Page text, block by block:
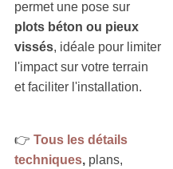
permet une pose sur
plots béton ou pieux
vissés, idéale pour limiter
l'impact sur votre terrain
et faciliter l'installation.
👉 Tous les détails
techniques, plans,